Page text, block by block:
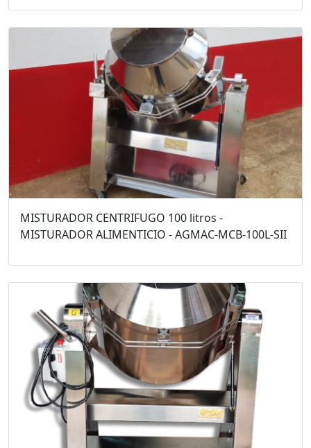
MISTURADOR CENTRIFUGO 100 litros -
MISTURADOR ALIMENTICIO - AGMAC-MCB-100L-SII